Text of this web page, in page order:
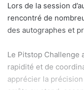
Lors de la session
rencontré de
des autographes et
Le Pitstop Challenge
rapidité et de
apprécier la